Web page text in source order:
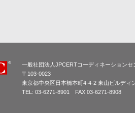
一般社団法人JPCERTコーディネーションセ
〒103-0023
東京都中央区日本橋本町4-4-2 東山ビルディ
TEL: 03-6271-8901 FAX 03-6271-8908